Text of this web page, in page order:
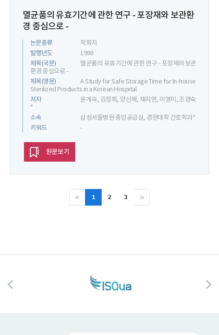
멸균품의 유효기간에 관한 연구 - 포장재와 보관환
경 중심으로 -
논문종류
학회지
발행년도
1998
제목(국문)
멸균품의 유효기간에 관한 연구 - 포장재와 보관
환경 중심으로 -
제목(영문)
A Study for Safe Storage Time for In-house
Sterilized Products in a Korean Hospital
저자
윤계숙, 김정희, 양신해, 채지연, 이영미, 조경숙
*
소속
삼성서울병원 중앙공급실, 경원대학 간호학과*
키워드
-
원문보기
1 2 3